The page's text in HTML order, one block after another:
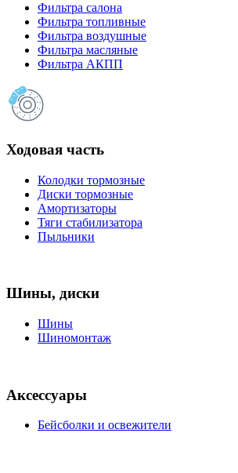
Фильтра салона
Фильтра топливные
Фильтра воздушные
Фильтра масляные
Фильтра АКПП
Ходовая часть
Колодки тормозные
Диски тормозные
Амортизаторы
Тяги стабилизатора
Пыльники
Шины, диски
Шины
Шиномонтаж
Аксессуары
Бейсболки и освежители